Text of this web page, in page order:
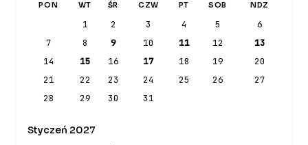
PON WT ŚR CZW PT SOB NDZ
1 2 3 4 5
6
7
8 9 10 11 12
13
14
15 16 17 18 19
20
21
22 23 24 25 26
27
28
29 30 31
Styczeń 2027